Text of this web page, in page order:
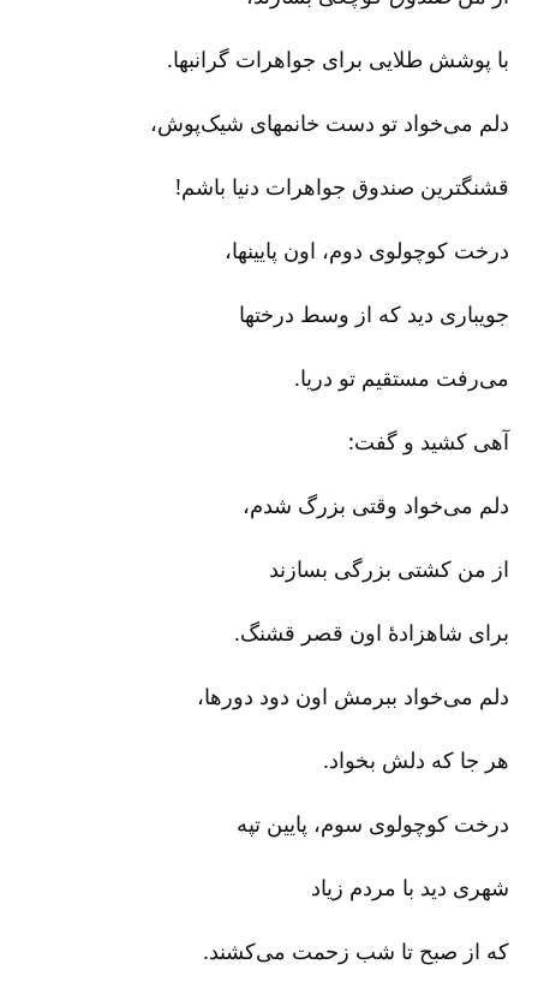
با پوشش طلایی برای جواهرات گرانبها.
دلم می‌خواد تو دست خانمهای شیک‌پوش‌،
قشنگترین صندوق جواهرات دنیا باشم‌!
درخت کوچولوی دوم‌، اون پایینها،
جویباری دید که از وسط درختها
می‌رفت مستقیم تو دریا.
آهی کشید و گفت‌:
دلم می‌خواد وقتی بزرگ شدم‌،
از من کشتی بزرگی بسازند
برای شاهزادۀ اون قصر قشنگ‌.
دلم می‌خواد ببرمش اون دود دورها،
هر جا که دلش بخواد.
درخت کوچولوی سوم‌، پایین تپه‌
شهری دید با مردم زیاد
که از صبح تا شب زحمت می‌کشند.